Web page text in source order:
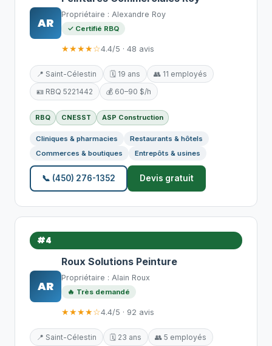
AR
Propriétaire : Alexandre Roy
✓ Certifié RBQ
★★★★☆4.4/5 · 48 avis
📍 Saint-Célestin 🗓️ 19 ans
👥 11 employés
🪪 RBQ 5221442
💰 60–90 $/h
RBQ CNESST ASP Construction
Cliniques & pharmacies
Restaurants & hôtels
Commerces & boutiques
Entrepôts & usines
📞 (450) 276-1352 Devis gratuit
#4
AR
Roux Solutions Peinture
Propriétaire : Alain Roux
🔥 Très demandé
★★★★☆4.4/5 · 92 avis
📍 Saint-Célestin 🗓️ 23 ans
👥 5 employés